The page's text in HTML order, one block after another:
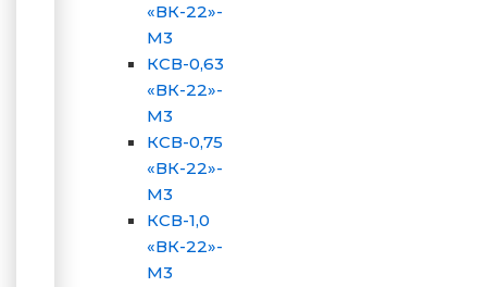
«ВК-22»-
М3
КСВ-0,63
«ВК-22»-
М3
КСВ-0,75
«ВК-22»-
М3
КСВ-1,0
«ВК-22»-
М3